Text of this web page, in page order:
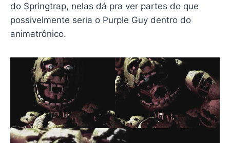
do Springtrap, nelas dá pra ver partes do que
possivelmente seria o Purple Guy dentro do
animatrônico.